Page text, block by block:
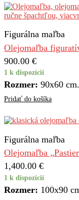
Figurálna maľba
Olejomaľba
900.00 €
1 k dispozícií
Rozmer: 90x60 cm.
Pridať do košíka
Figurálna maľba
Olejomaľba
1,400.00 €
1 k dispozícií
Rozmer: 100x90